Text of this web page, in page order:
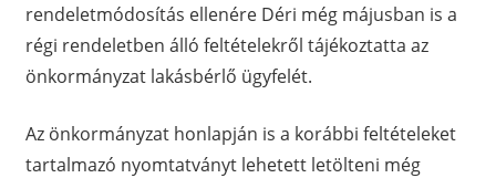
rendeletmódosítás ellenére Déri még májusban is a
régi rendeletben álló feltételekről tájékoztatta az
önkormányzat lakásbérlő ügyfelét.
Az önkormányzat honlapján is a korábbi feltételeket
tartalmazó nyomtatványt lehetett letölteni még